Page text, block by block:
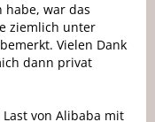
war das
ziemlich unter
Vielen Dank
dann privat
von Alibaba mit